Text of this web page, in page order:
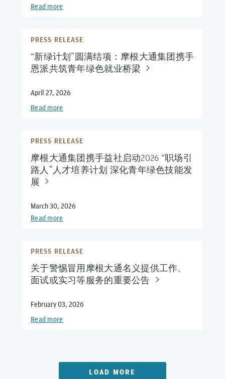
Read more
PRESS RELEASE
“新绿计划”圆满结项：摩根大通集团携手
恩派共筑青年绿色就业桥梁
April 27, 2026
Read more
PRESS RELEASE
摩根大通集团携手益社启动2026 “职场引
路人”人才培养计划 深化青年绿色技能发
展
March 30, 2026
Read more
PRESS RELEASE
关于警惕冒用摩根大通名义提供工作、
面试或实习等服务的重要公告
February 03, 2026
Read more
LOAD MORE